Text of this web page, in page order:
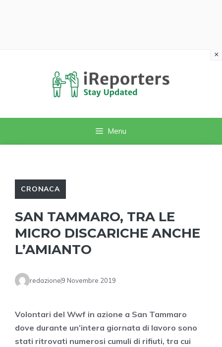
Menu
CRONACA
SAN TAMMARO, TRA LE
MICRO DISCARICHE ANCHE
L’AMIANTO
redazione9 Novembre 2019
Volontari del Wwf in azione a San Tammaro
dove durante un’intera giornata di lavoro sono
stati ritrovati numerosi cumuli di rifiuti, tra cui
×